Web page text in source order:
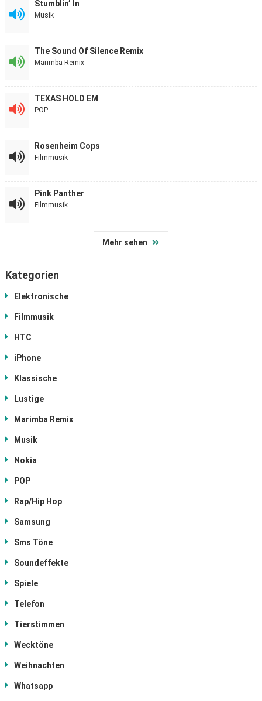
Stumblin’ In
Musik
The Sound Of Silence Remix
Marimba Remix
TEXAS HOLD EM
POP
Rosenheim Cops
Filmmusik
Pink Panther
Filmmusik
Mehr sehen
Kategorien
Elektronische
Filmmusik
HTC
iPhone
Klassische
Lustige
Marimba Remix
Musik
Nokia
POP
Rap/Hip Hop
Samsung
Sms Töne
Soundeffekte
Spiele
Telefon
Tierstimmen
Wecktöne
Weihnachten
Whatsapp